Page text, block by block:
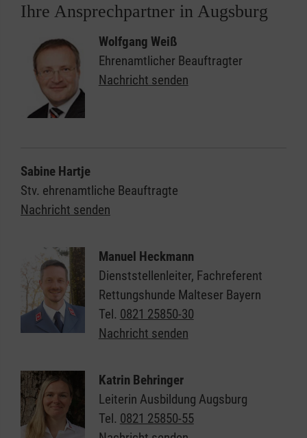
Ihre Ansprechpartner in Augsburg
Wolfgang Weiß
Ehrenamtlicher Beauftragter
Nachricht senden
Sabine Hartje
Stv. ehrenamtliche Beauftragte
Nachricht senden
Manuel Heckmann
Dienststellenleiter, Fachreferent
Rettungshunde Malteser Bayern
Tel. 0821 25850-30
Nachricht senden
Katrin Behringer
Leiterin Ausbildung Augsburg
Tel. 0821 25850-55